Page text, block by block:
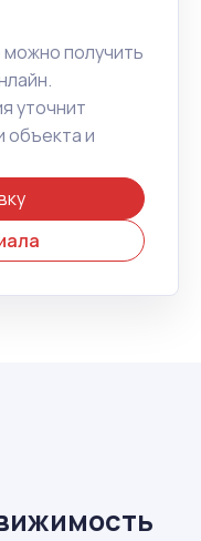
получить
уточнит
объекта и